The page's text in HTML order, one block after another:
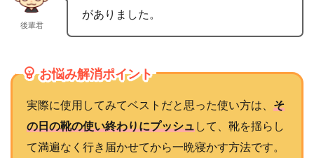
後輩君
がありました。
お悩み解消ポイント
実際に使用してみてベストだと思った使い方は、 そ
の日の靴の使い終わりにプッシュして、靴を揺らし
て満遍なく行き届かせてから一晩寝かす方法です。